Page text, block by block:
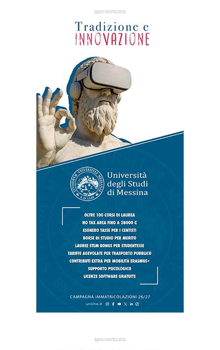
sponsorizzata
sponsorizzata